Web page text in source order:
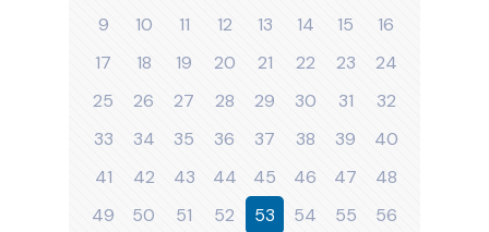
9
10 11 12 13 14 15
16
17
18 19 20 21 22 23
24
25
26 27 28 29 30 31
32
33
34 35 36 37 38 39
40
41
42 43 44 45 46 47
48
49
50 51 52 53 54 55
56